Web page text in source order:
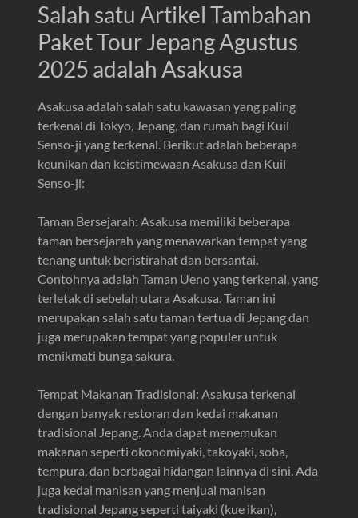
Salah satu Artikel Tambahan
Paket Tour Jepang Agustus
2025 adalah Asakusa
Asakusa adalah salah satu kawasan yang paling
terkenal di Tokyo, Jepang, dan rumah bagi Kuil
Senso-ji yang terkenal. Berikut adalah beberapa
keunikan dan keistimewaan Asakusa dan Kuil
Senso-ji:
Taman Bersejarah: Asakusa memiliki beberapa
taman bersejarah yang menawarkan tempat yang
tenang untuk beristirahat dan bersantai.
Contohnya adalah Taman Ueno yang terkenal, yang
terletak di sebelah utara Asakusa. Taman ini
merupakan salah satu taman tertua di Jepang dan
juga merupakan tempat yang populer untuk
menikmati bunga sakura.
Tempat Makanan Tradisional: Asakusa terkenal
dengan banyak restoran dan kedai makanan
tradisional Jepang. Anda dapat menemukan
makanan seperti okonomiyaki, takoyaki, soba,
tempura, dan berbagai hidangan lainnya di sini. Ada
juga kedai manisan yang menjual manisan
tradisional Jepang seperti taiyaki (kue ikan),